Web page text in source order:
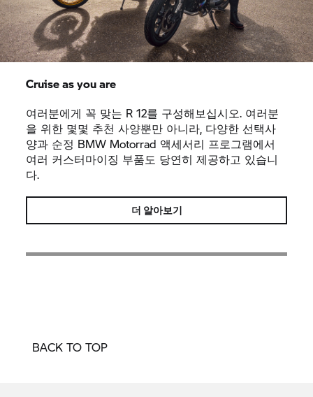
Cruise as you are
여러분에게 꼭 맞는 R 12를 구성해보십시오. 여러분
을 위한 몇몇 추천 사양뿐만 아니라, 다양한 선택사
양과 순정 BMW Motorrad 액세서리 프로그램에서
여러 커스터마이징 부품도 당연히 제공하고 있습니
다.
더 알아보기
BACK TO TOP